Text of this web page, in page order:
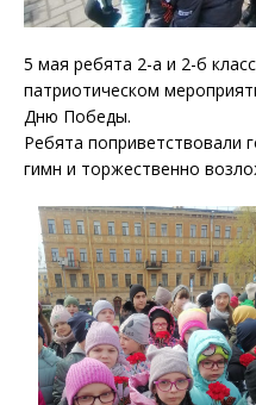
5 мая ребята 2-а и 2-б
патриотическом
Дню Победы.
Ребята поприветствовали
гимн и торжественно